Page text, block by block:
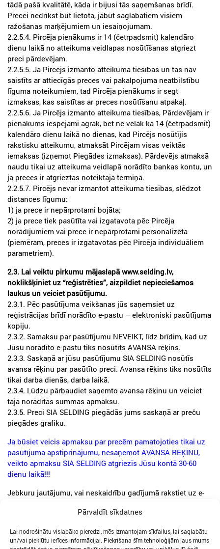
Pārvaldīt sīkdatnes
Lai nodrošinātu vislabāko pieredzi, mēs izmantojam sīkfailus, lai saglabātu
un/vai piekļūtu ierīces informācijai. Piekrišana šīm tehnoloģijām ļaus mums
tādā pašā kvalitātē, kāda ir bijusi tās saņemšanas brīdī.
Precei nedrīkst būt lietota, jābūt saglabātiem visiem
ražošanas marķējumiem un iesaiņojumam.
2.2.5.4. Pircēja pienākums ir 14 (četrpadsmit) kalendāro
dienu laikā no atteikuma veidlapas nosūtīšanas atgriezt
preci pārdevējam.
2.2.5.5. Ja Pircējs izmanto atteikuma tiesības un tas nav
saistīts ar attiecīgās preces vai pakalpojuma neatbilstību
līguma noteikumiem, tad Pircēja pienākums ir segt
izmaksas, kas saistītas ar preces nosūtīšanu atpakaļ.
2.2.5.6. Ja Pircējs izmanto atteikuma tiesības, Pārdevējam ir
pienākums iespējami agrāk, bet ne vēlāk kā 14 (četrpadsmit)
kalendāro dienu laikā no dienas, kad Pircējs nosūtījis
rakstisku atteikumu, atmaksāt Pircējam visas veiktās
iemaksas (izņemot Piegādes izmaksas). Pārdevējs atmaksā
naudu tikai uz atteikuma veidlapā norādīto bankas kontu, un
ja preces ir atgrieztas noteiktajā termiņā.
2.2.5.7. Pircējs nevar izmantot atteikuma tiesības, slēdzot
distances līgumu:
1) ja prece ir nepārprotami bojāta;
2) ja prece tiek pasūtīta vai izgatavota pēc Pircēja
norādījumiem vai prece ir nepārprotami personalizēta
(piemēram, preces ir izgatavotas pēc Pircēja individuāliem
parametriem).
2.3. Lai veiktu pirkumu mājaslapā www.selding.lv,
noklikšķiniet uz “reģistrēties”, aizpildiet nepieciešamos
laukus un veiciet pasūtījumu.
2.3.1. Pēc pasūtījuma veikšanas jūs saņemsiet uz
reģistrācijas brīdī norādīto e-pastu – elektroniski pasūtījuma
kopiju.
2.3.2. Samaksu par pasūtījumu NEVEIKT, līdz brīdim, kad uz
Jūsu norādīto e-pastu tiks nosūtīts AVANSA rēķins.
2.3.3. Saskaņā ar jūsu pasūtījumu SIA SELDING nosūtīs
avansa rēķinu par pasūtīto preci. Avansa rēķins tiks nosūtīts
tikai darba dienās, darba laikā.
2.3.4. Lūdzu pārbaudiet saņemto avansa rēķinu un veiciet
tajā norādītās summas apmaksu.
2.3.5. Preci SIA SELDING piegādās jums saskaņā ar preču
piegādes grafiku.
Ja būsiet veicis apmaksu par precēm pamatojoties tikai uz
pasūtījuma apstiprinājumu, nesaņemot AVANSA RĒĶINU,
veikto apmaksu SIA SELDING atgriezīs Jūsu kontā 30-60
dienu laikā!!!
Jebkuru jautājumu, vai neskaidrību gadījumā rakstiet uz e-